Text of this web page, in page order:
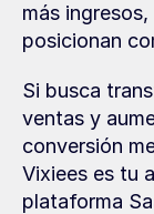
más
posicionan
Si busca
ventas y
conversión
Vixiees es tu
plataforma